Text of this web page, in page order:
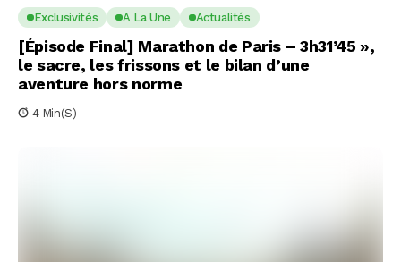
Exclusivités A La Une Actualités
[Épisode Final] Marathon de Paris – 3h31’45 »,
le sacre, les frissons et le bilan d’une
aventure hors norme
4 Min(s)